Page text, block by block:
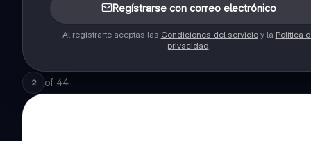
Regístrarse con correo electrónico
Al registrarte aceptas las Condiciones del servicioy la Política
privacidad
2 of 44